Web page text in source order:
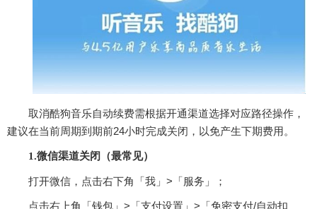
取消酷狗音乐自动续费需根据‌开通渠道‌选择对应路径操作，
建议在当前周期到期前‌24小时‌完成关闭，以免产生下期费用。‌‌
1.微信渠道关闭（最常见）
打开微信，点击右下角「我」>「服务」；
点击右上角「钱包」>「支付设置」>「免密支付/自动扣